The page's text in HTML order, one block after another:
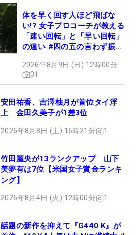
体を早く回す人ほど飛ばな
い!? 女子プロコーチが教える
「速い回転」と「早い回転」
の違い #四の五の言わず振り
2026年8月9日 (日) 12時00分
31
安田祐香、吉澤柚月が首位タイ浮
上 金田久美子が1差3位
2026年8月8日 (土) 16時21分 1
竹田麗央が13ランクアップ 山下
美夢有は7位【米国女子賞金ランキ
ング】
2026年8月4日 (火) 12時00分 1
話題の新作を抑えて『G440 K』が